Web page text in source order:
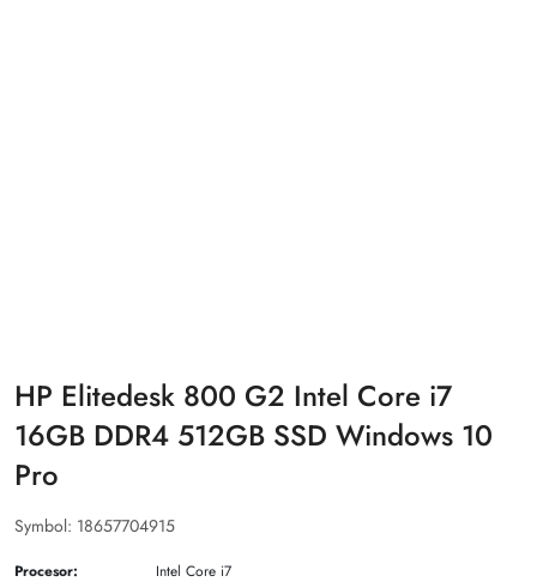
HP Elitedesk 800 G2 Intel Core i7
16GB DDR4 512GB SSD Windows 10
Pro
Symbol: 18657704915
Procesor:
Intel Core i7